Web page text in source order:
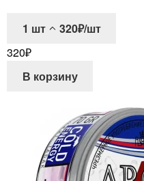
1 шт
320₽/шт
320₽
В корзину